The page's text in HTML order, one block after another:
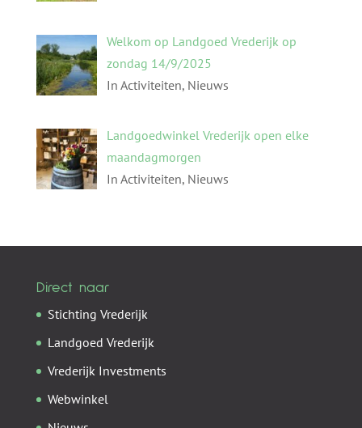
Welkom op Landgoed Vrederijk op
zondag 14/9/2025
In Activiteiten, Nieuws
Landgoedwinkel Vrederijk open elke
maandagmorgen
In Activiteiten, Nieuws
Direct naar
Stichting Vrederijk
Landgoed Vrederijk
Vrederijk Investments
Webwinkel